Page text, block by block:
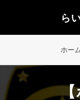
ら
ホーム
【